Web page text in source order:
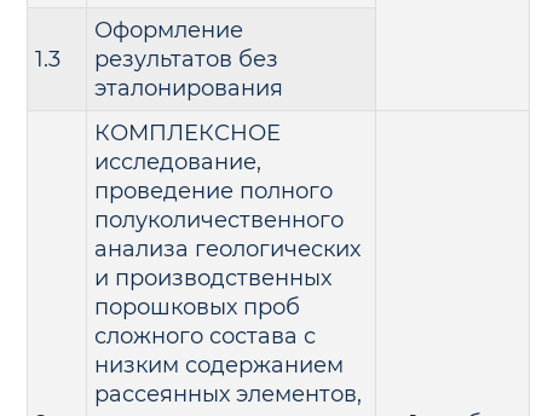
1.3
Оформление
результатов без
эталонирования
КОМПЛЕКСНОЕ
исследование,
проведение полного
полуколичественного
анализа геологических
и производственных
порошковых проб
сложного состава с
низким содержанием
рассеянных элементов,